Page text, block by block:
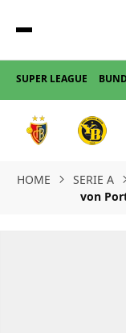
SUPER LEAGUE
HOME SERIE A
von